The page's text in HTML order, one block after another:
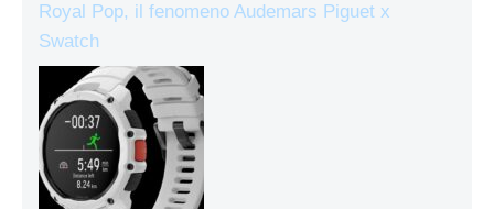
Royal Pop, il fenomeno Audemars Piguet x
Swatch